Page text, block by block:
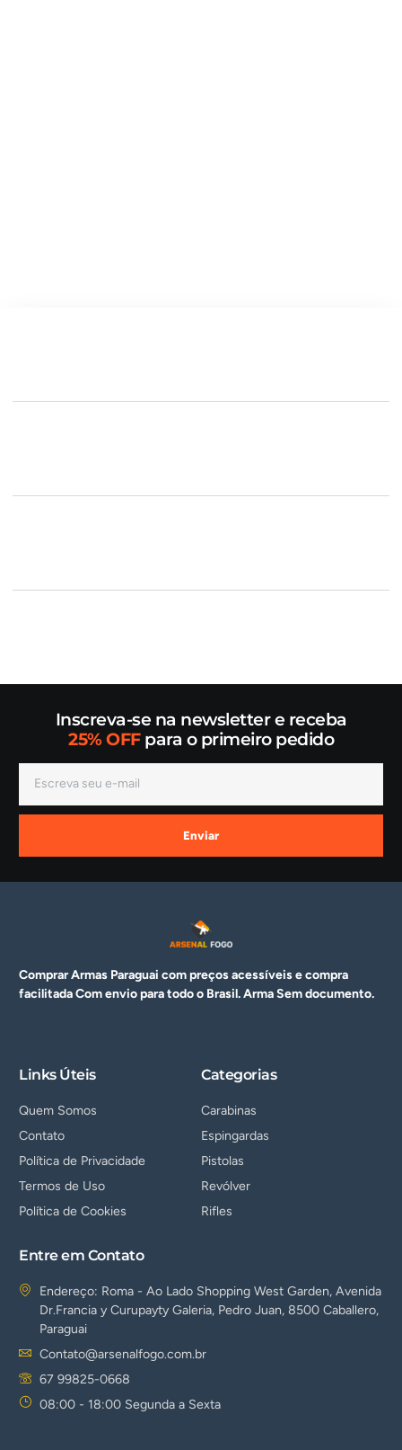
Inscreva-se na newsletter e receba
25% OFFpara o primeiro pedido
Enviar
Comprar Armas Paraguai com preços acessíveis e compra
facilitada Com envio para todo o Brasil. ArmaSem documento.
Links Úteis
Quem Somos
Contato
Política de Privacidade
Termos de Uso
Política de Cookies
Categorias
Carabinas
Espingardas
Pistolas
Revólver
Rifles
Entre em Contato
Endereço: Roma - Ao Lado Shopping West Garden, Avenida
Dr.Francia y Curupayty Galeria, Pedro Juan, 8500 Caballero,
Paraguai
Contato@arsenalfogo.com.br
67 99825-0668
08:00 - 18:00 Segunda a Sexta